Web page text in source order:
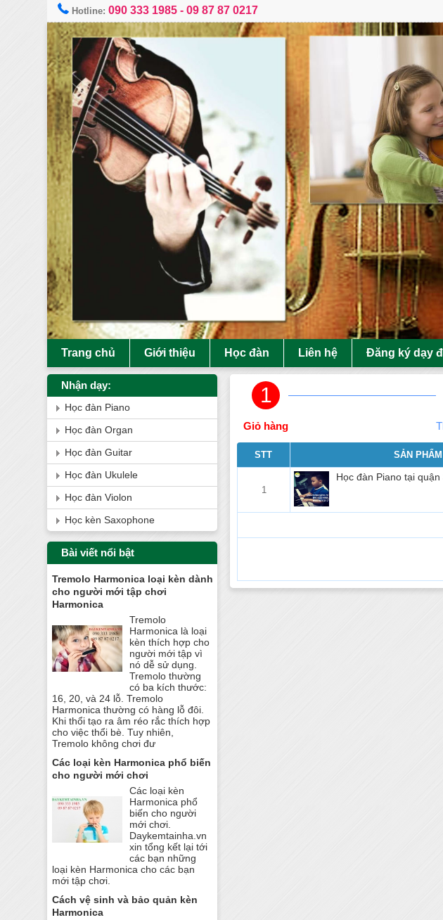
Hotline:090 333 1985 -09 87 87 0217
Trang chủ Giới thiệu Học đàn Liên hệ Đăng ký dạy
1
Giỏ hàng
STT SẢN PHẨM
1
Học đàn Piano tại quận
Nhận dạy:
Học đàn Piano
Học đàn Organ
Học đàn Guitar
Học đàn Ukulele
Học đàn Violon
Học kèn Saxophone
Bài viết nổi bật
Tremolo Harmonica loại kèn dành
cho người mới tập chơi
Harmonica
Tremolo
Harmonica là loại
kèn thích hợp cho
người mới tập vì
nó dễ sử dụng.
Tremolo thường
có ba kích thước:
16, 20, và 24 lỗ. Tremolo
Harmonica thường có hàng lỗ đôi.
Khi thổi tạo ra âm réo rắc thích hợp
cho việc thổi bè. Tuy nhiên,
Tremolo không chơi đư
Các loại kèn Harmonica phổ biến
cho người mới chơi
Các loại kèn
Harmonica phổ
biến cho người
mới chơi.
Daykemtainha.vn
xin tổng kết lại tới
các bạn những
loại kèn Harmonica cho các bạn
mới tập chơi.
Cách vệ sinh và bảo quản kèn
Harmonica